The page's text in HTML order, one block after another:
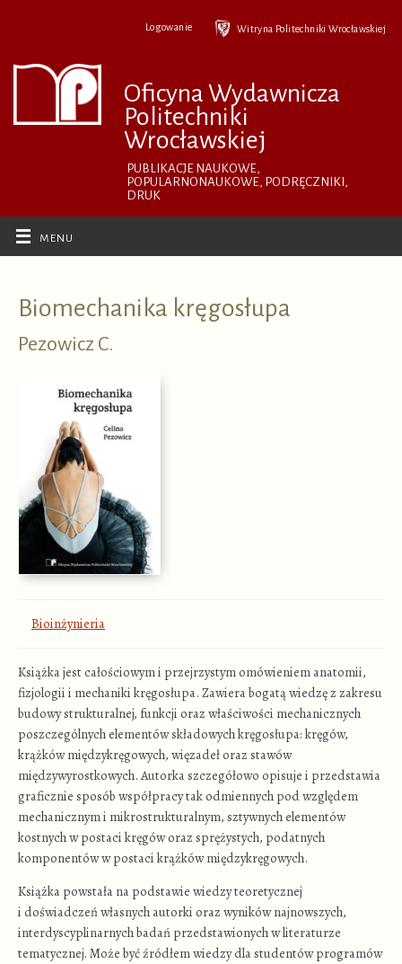
Logowanie Witryna Politechniki Wrocławskiej
Oficyna Wydawnicza
Politechniki
Wrocławskiej
PUBLIKACJE NAUKOWE,
POPULARNONAUKOWE, PODRĘCZNIKI,
DRUK
Biomechanika kręgosłupa
Pezowicz C.
Bioinżynieria
Książka jest całościowym i przejrzystym omówieniem anatomii,
fizjologii i mechaniki kręgosłupa. Zawiera bogatą wiedzę z zakresu
budowy strukturalnej, funkcji oraz właściwości mechanicznych
poszczególnych elementów składowych kręgosłupa: kręgów,
krążków międzykręgowych, więzadeł oraz stawów
międzywyrostkowych. Autorka szczegółowo opisuje i przedstawia
graficznie sposób współpracy tak odmiennych pod względem
mechanicznym i mikrostrukturalnym, sztywnych elementów
kostnych w postaci kręgów oraz sprężystych, podatnych
komponentów w postaci krążków międzykręgowych.
Książka powstała na podstawie wiedzy teoretycznej
i doświadczeń własnych autorki oraz wyników najnowszych,
interdyscyplinarnych badań przedstawionych w literaturze
tematycznej. Może być źródłem wiedzy dla studentów programów